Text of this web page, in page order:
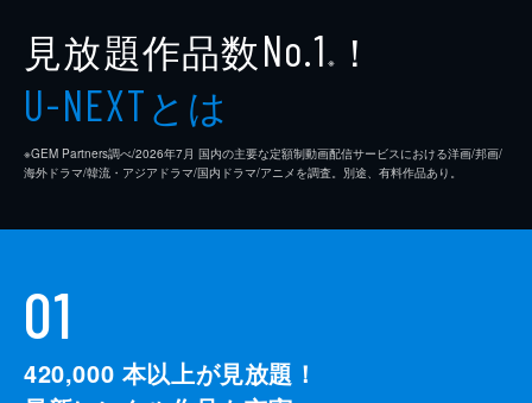
見放題作品数No.1 ※ ！
U-NEXTとは
※GEM Partners調べ/2026年7⽉ 国内の主要な定額制動画配信サービスにおける洋画/邦画/
海外ドラマ/韓流・アジアドラマ/国内ドラマ/アニメを調査。別途、有料作品あり。
01
420,000 本以上が見放題！